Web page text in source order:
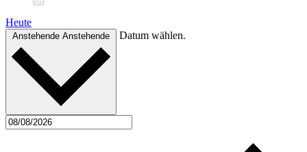
Heute
Anstehende Anstehende Datum wählen.